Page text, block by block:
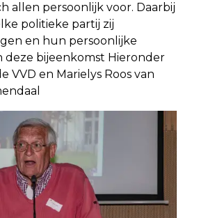
allen persoonlijk voor. Daarbij
politieke partij zij
en hun persoonlijke
deze bijeenkomst Hieronder
VVD en Marielys Roos van